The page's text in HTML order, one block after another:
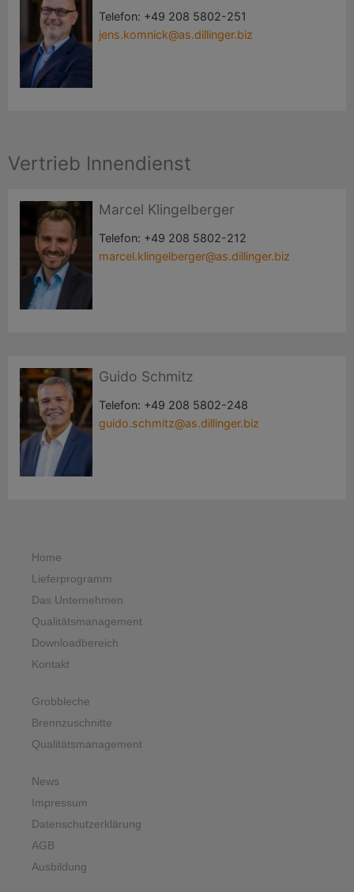
Telefon: +49 208 5802-251
jens.komnick@as.dillinger.biz
Vertrieb Innendienst
Marcel Klingelberger
Telefon: +49 208 5802-212
marcel.klingelberger@as.dillinger.biz
Guido Schmitz
Telefon: +49 208 5802-248
guido.schmitz@as.dillinger.biz
Home
Lieferprogramm
Das Unternehmen
Qualitätsmanagement
Downloadbereich
Kontakt
Grobbleche
Brennzuschnitte
Qualitätsmanagement
News
Impressum
Datenschutzerklärung
AGB
Ausbildung